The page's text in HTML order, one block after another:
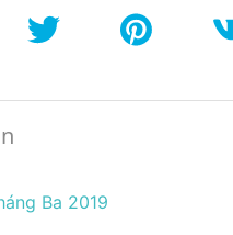
Ba 2019